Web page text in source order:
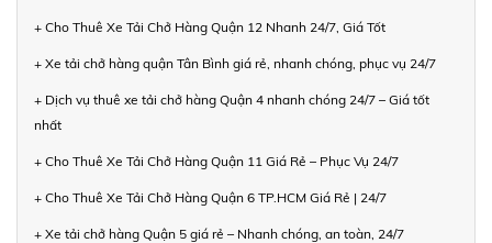
+ Cho Thuê Xe Tải Chở Hàng Quận 12 Nhanh 24/7, Giá Tốt
+ Xe tải chở hàng quận Tân Bình giá rẻ, nhanh chóng, phục vụ 24/7
+ Dịch vụ thuê xe tải chở hàng Quận 4 nhanh chóng 24/7 – Giá tốt
nhất
+ Cho Thuê Xe Tải Chở Hàng Quận 11 Giá Rẻ – Phục Vụ 24/7
+ Cho Thuê Xe Tải Chở Hàng Quận 6 TP.HCM Giá Rẻ | 24/7
+ Xe tải chở hàng Quận 5 giá rẻ – Nhanh chóng, an toàn, 24/7